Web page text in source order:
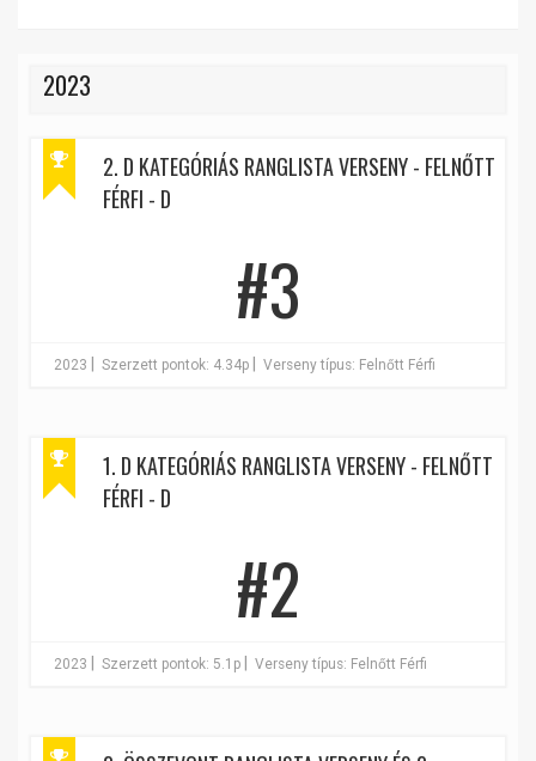
2023
2. D KATEGÓRIÁS RANGLISTA VERSENY - FELNŐTT
FÉRFI - D
#3
2023 Szerzett pontok: 4.34p Verseny típus: Felnőtt Férfi
1. D KATEGÓRIÁS RANGLISTA VERSENY - FELNŐTT
FÉRFI - D
#2
2023 Szerzett pontok: 5.1p Verseny típus: Felnőtt Férfi